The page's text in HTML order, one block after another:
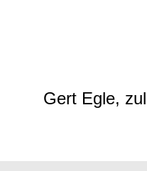
Gert Egle,